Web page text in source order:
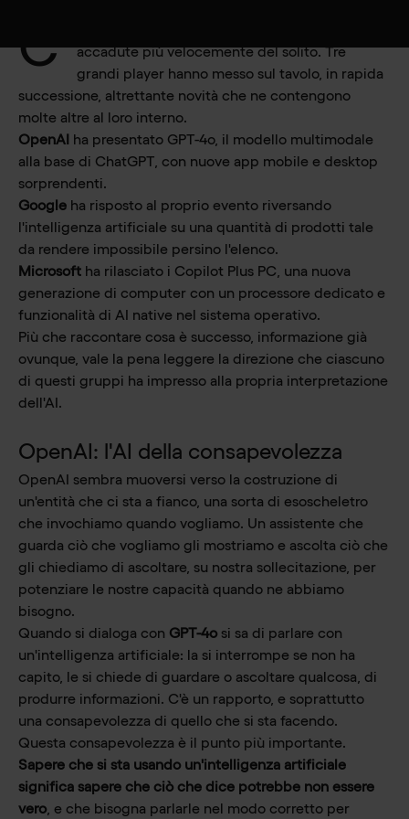
C' accadute più velocemente del solito. Tre
grandi player hanno messo sul tavolo, in rapida
successione, altrettante novità che ne contengono
molte altre al loro interno.
OpenAI ha presentato GPT-4o, il modello multimodale
alla base di ChatGPT, con nuove app mobile e desktop
sorprendenti.
Google ha risposto al proprio evento riversando
l'intelligenza artificiale su una quantità di prodotti tale
da rendere impossibile persino l'elenco.
Microsoft ha rilasciato i Copilot Plus PC, una nuova
generazione di computer con un processore dedicato e
funzionalità di AI native nel sistema operativo.
Più che raccontare cosa è successo, informazione già
ovunque, vale la pena leggere la direzione che ciascuno
di questi gruppi ha impresso alla propria interpretazione
dell'AI.
OpenAI: l'AI della consapevolezza
OpenAI sembra muoversi verso la costruzione di
un'entità che ci sta a fianco, una sorta di esoscheletro
che invochiamo quando vogliamo. Un assistente che
guarda ciò che vogliamo gli mostriamo e ascolta ciò che
gli chiediamo di ascoltare, su nostra sollecitazione, per
potenziare le nostre capacità quando ne abbiamo
bisogno.
Quando si dialoga con GPT-4o si sa di parlare con
un'intelligenza artificiale: la si interrompe se non ha
capito, le si chiede di guardare o ascoltare qualcosa, di
produrre informazioni. C'è un rapporto, e soprattutto
una consapevolezza di quello che si sta facendo.
Questa consapevolezza è il punto più importante.
Sapere che si sta usando un'intelligenza artificiale
significa sapere che ciò che dice potrebbe non essere
vero , e che bisogna parlarle nel modo corretto per